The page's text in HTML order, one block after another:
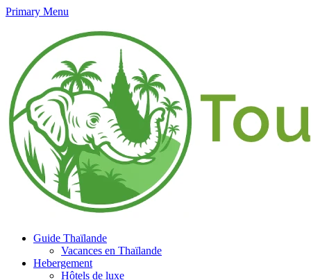
Primary Menu
Guide Thaïlande
Vacances en Thaïlande
Hebergement
Hôtels de luxe